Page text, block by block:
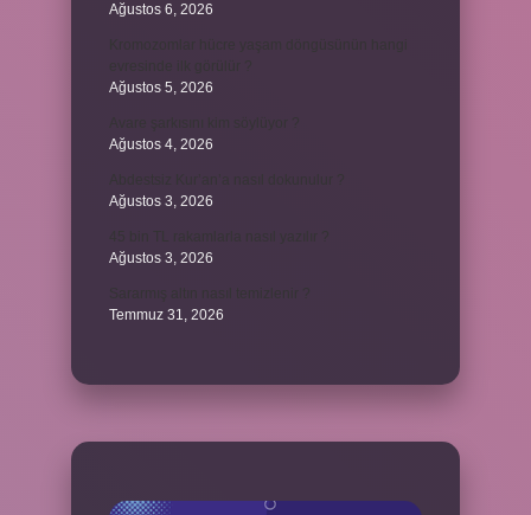
Ağustos 6, 2026
Ağustos 5, 2026
Ağustos 4, 2026
Ağustos 3, 2026
Ağustos 3, 2026
Temmuz 31, 2026